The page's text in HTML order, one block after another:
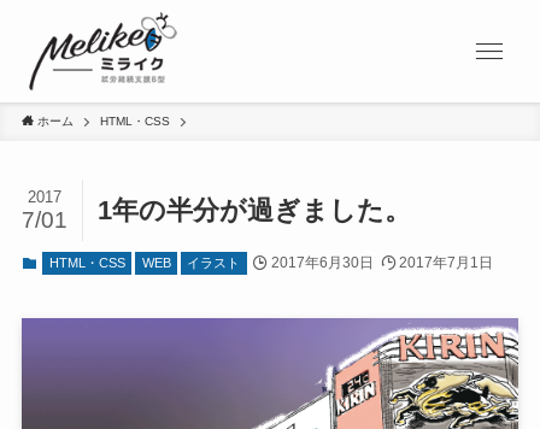
ホーム HTML・CSS
1年の半分が過ぎました。
2017
7/01
HTML・CSS WEB イラスト 2017年6月30日 2017年7月1日